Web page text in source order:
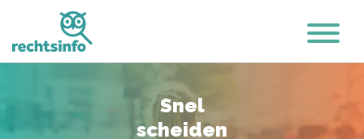
Snel
scheiden